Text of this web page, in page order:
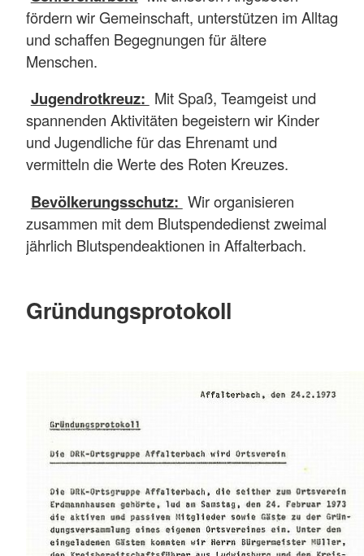
fördern wir Gemeinschaft, unterstützen im Alltag
und schaffen Begegnungen für ältere
Menschen.
Jugendrotkreuz: Mit Spaß, Teamgeist und
spannenden Aktivitäten begeistern wir Kinder
und Jugendliche für das Ehrenamt und
vermitteln die Werte des Roten Kreuzes.
Bevölkerungsschutz: Wir organisieren
zusammen mit dem Blutspendedienst zweimal
jährlich Blutspendeaktionen in Affalterbach.
Gründungsprotokoll